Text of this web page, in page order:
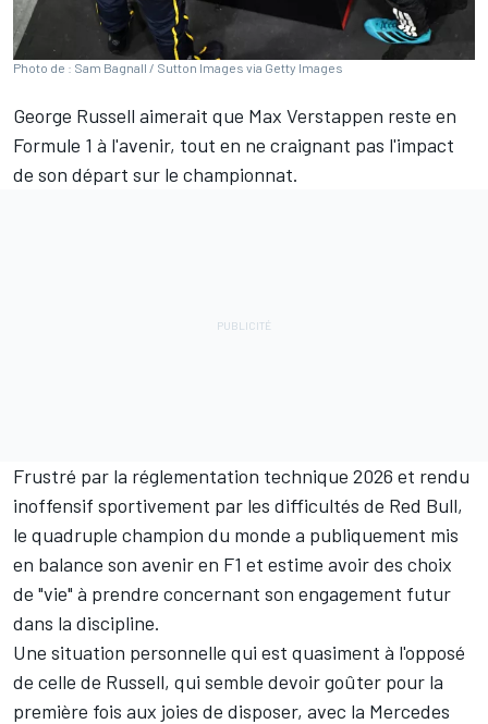
Photo de : Sam Bagnall / Sutton Images via Getty Images
George Russell aimerait que Max Verstappen reste en
Formule 1 à l'avenir, tout en ne craignant pas l'impact
de son départ sur le championnat.
Frustré par la réglementation technique 2026 et rendu
inoffensif sportivement par les difficultés de Red Bull,
le quadruple champion du monde a publiquement mis
en balance son avenir en F1 et estime avoirdes choix
de "vie" à prendre concernant son engagement futur
dans la discipline.
Une situation personnelle qui est quasiment à l'opposé
de celle de Russell, qui semble devoir goûter pour la
première fois aux joies de disposer, avec la Mercedes